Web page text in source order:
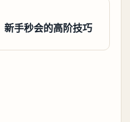
新手秒会的高阶技巧